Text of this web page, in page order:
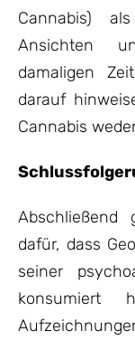
Cannabis)
Ansichten
damaligen
darauf
Cannabis
Abschließend
dafür, dass
seiner
konsumiert